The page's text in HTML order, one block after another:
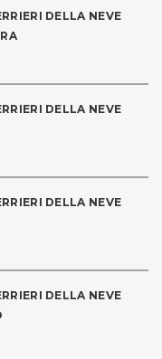
DELLA NEVE
DELLA NEVE
DELLA NEVE
DELLA NEVE